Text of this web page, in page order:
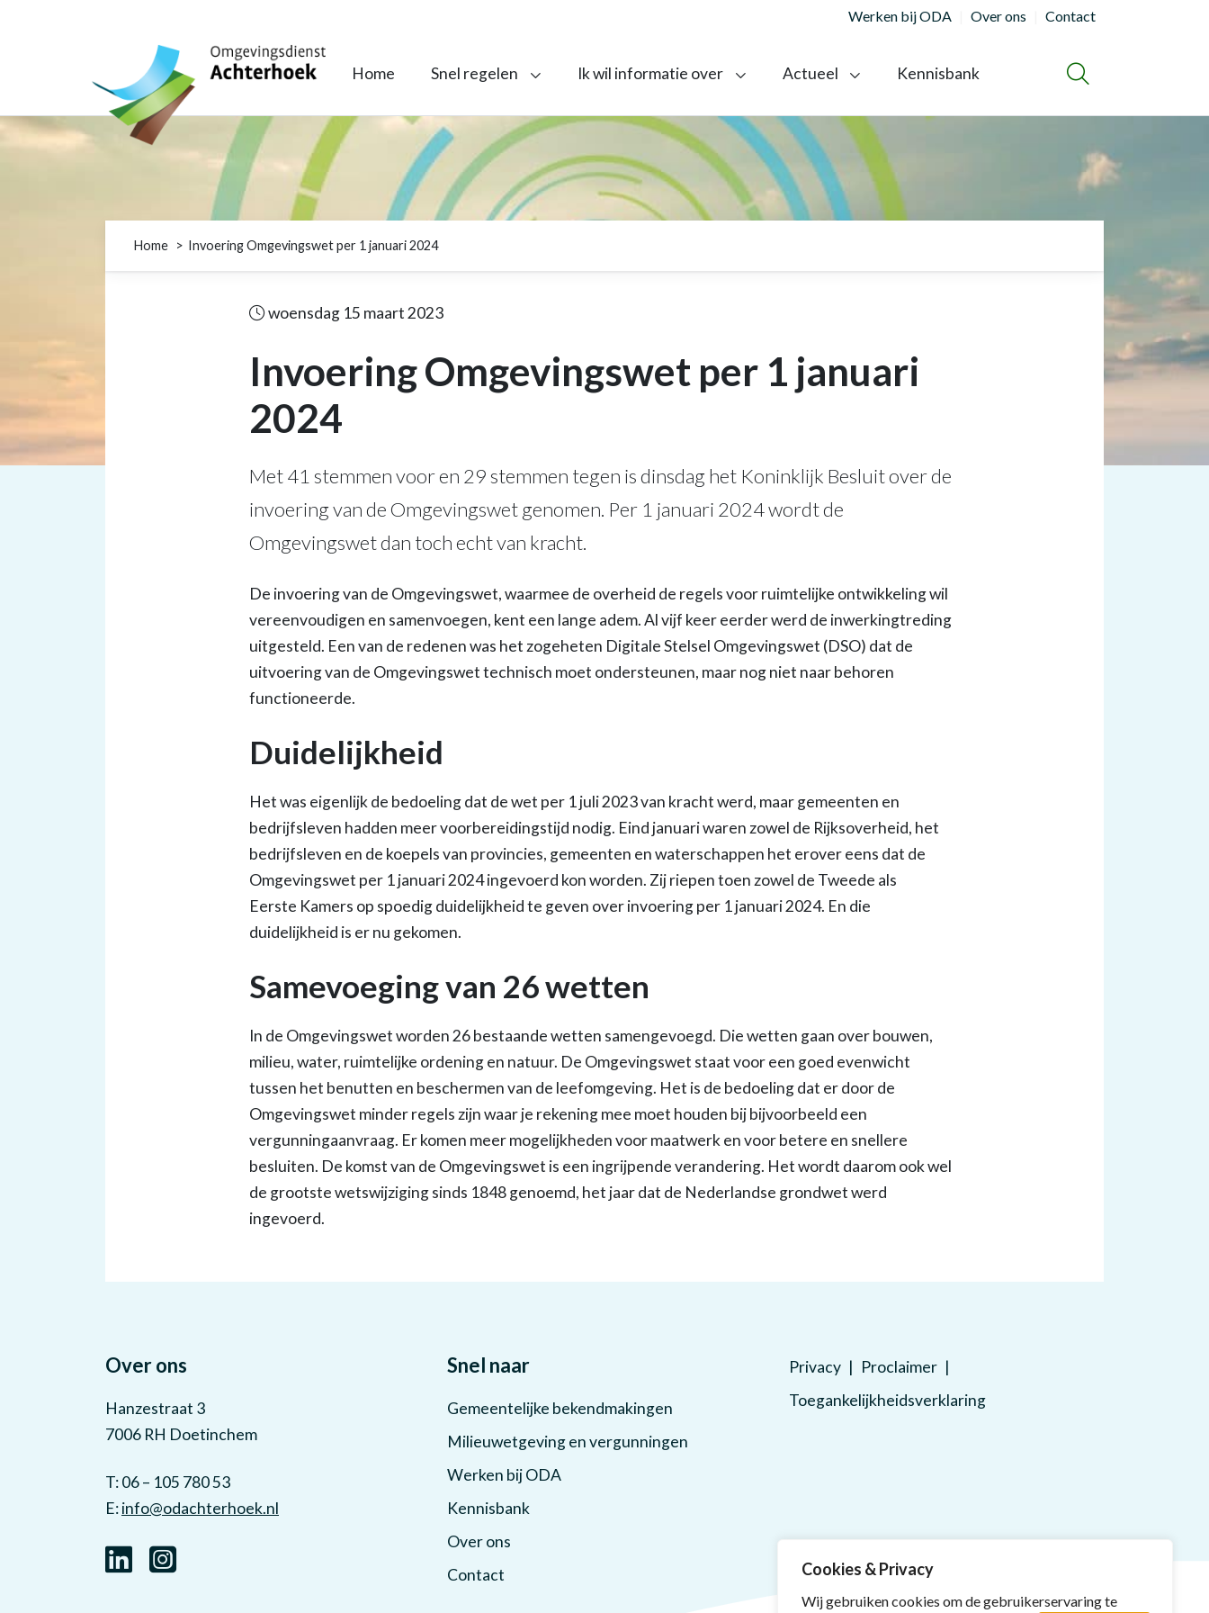
Cookies & Privacy
Wij gebruiken cookies om de gebruikerservaring te
Werken bij ODA Over ons Contact
Omgevingsdienst Achterhoek
Home
Snel regelen Ik wil informatie over Actueel Kennisbank ZOEKEN
Home Invoering Omgevingswet per 1 januari 2024
woensdag 15 maart 2023
Invoering Omgevingswet per 1 januari
2024
Met 41 stemmen voor en 29 stemmen tegen is dinsdag het Koninklijk Besluit over de
invoering van de Omgevingswet genomen. Per 1 januari 2024 wordt de
Omgevingswet dan toch echt van kracht.
De invoering van de Omgevingswet, waarmee de overheid de regels voor ruimtelijke ontwikkeling wil
vereenvoudigen en samenvoegen, kent een lange adem. Al vijf keer eerder werd de inwerkingtreding
uitgesteld. Een van de redenen was het zogeheten Digitale Stelsel Omgevingswet (DSO) dat de
uitvoering van de Omgevingswet technisch moet ondersteunen, maar nog niet naar behoren
functioneerde.
Duidelijkheid
Het was eigenlijk de bedoeling dat de wet per 1 juli 2023 van kracht werd, maar gemeenten en
bedrijfsleven hadden meer voorbereidingstijd nodig. Eind januari waren zowel de Rijksoverheid, het
bedrijfsleven en de koepels van provincies, gemeenten en waterschappen het erover eens dat de
Omgevingswet per 1 januari 2024 ingevoerd kon worden. Zij riepen toen zowel de Tweede als
Eerste Kamers op spoedig duidelijkheid te geven over invoering per 1 januari 2024. En die
duidelijkheid is er nu gekomen.
Samevoeging van 26 wetten
In de Omgevingswet worden 26 bestaande wetten samengevoegd. Die wetten gaan over bouwen,
milieu, water, ruimtelijke ordening en natuur. De Omgevingswet staat voor een goed evenwicht
tussen het benutten en beschermen van de leefomgeving. Het is de bedoeling dat er door de
Omgevingswet minder regels zijn waar je rekening mee moet houden bij bijvoorbeeld een
vergunningaanvraag. Er komen meer mogelijkheden voor maatwerk en voor betere en snellere
besluiten. De komst van de Omgevingswet is een ingrijpende verandering. Het wordt daarom ook wel
de grootste wetswijziging sinds 1848 genoemd, het jaar dat de Nederlandse grondwet werd
ingevoerd.
Over ons
Hanzestraat 3
7006 RH Doetinchem
T: 06 – 105 780 53
E:info@odachterhoek.nl
Snel naar
Gemeentelijke bekendmakingen
Milieuwetgeving en vergunningen
Werken bij ODA
Kennisbank
Over ons
Contact
Privacy
Proclaimer
Toegankelijkheidsverklaring